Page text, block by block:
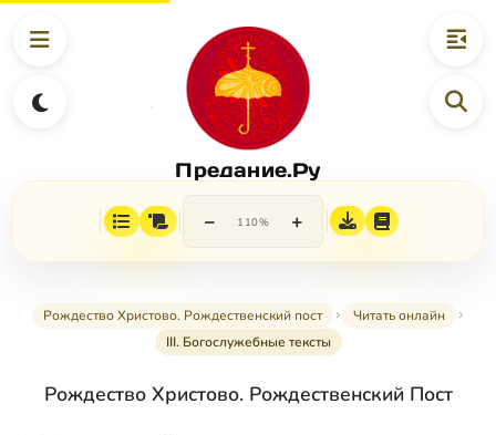
Предание.Ру
− 110% +
Рождество Христово. Рождественский пост
Читать онлайн
III. Богослужебные тексты
Рождество Христово. Рождественский Пост